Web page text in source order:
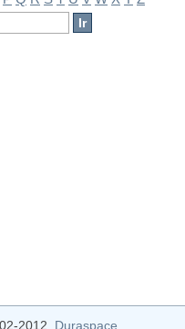
2012 Duraspace